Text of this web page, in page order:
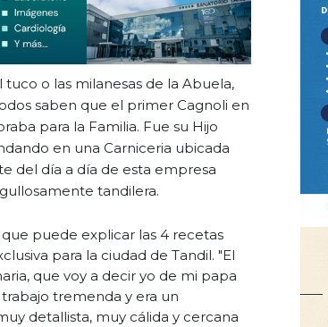
o las milanesas de la Abuela,
saben que el primer Cagnoli en
para la Familia. Fue su Hijo
en una Carniceria ubicada
del día a día de esta empresa
tandilera.
puede explicar las 4 recetas
para la ciudad de Tandil. "El
que voy a decir yo de mi papa
tremenda y era un
detallista, muy cálida y cercana